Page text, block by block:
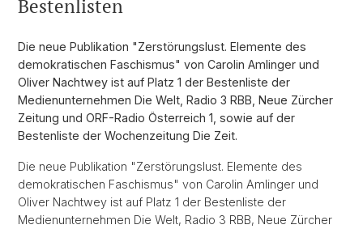
Bestenlisten
Die neue Publikation "Zerstörungslust. Elemente des
demokratischen Faschismus" von Carolin Amlinger und
Oliver Nachtwey ist auf Platz 1 der Bestenliste der
Medienunternehmen Die Welt, Radio 3 RBB, Neue Zürcher
Zeitung und ORF-Radio Österreich 1, sowie auf der
Bestenliste der Wochenzeitung Die Zeit.
Die neue Publikation "Zerstörungslust. Elemente des
demokratischen Faschismus" von Carolin Amlinger und
Oliver Nachtwey ist auf Platz 1 der Bestenliste der
Medienunternehmen Die Welt, Radio 3 RBB, Neue Zürcher